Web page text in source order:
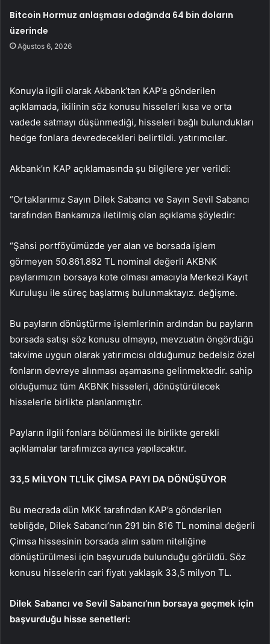
Bitcoin Hormuz anlaşması odağında 64 bin doların
üzerinde
Ağustos 6, 2026
Konuyla ilgili olarak Akbank’tan KAP’a gönderilen
açıklamada, ikilinin söz konusu hisseleri kısa ve orta
vadede satmayı düşünmediği, hisseleri bağlı bulundukları
hedge fonlara devredecekleri belirtildi. yatırımcılar.
Akbank’ın KAP açıklamasında şu bilgilere yer verildi:
“Ortaklarımız Sayın Dilek Sabancı ve Sayın Sevil Sabancı
tarafından Bankamıza iletilmiş olan açıklama şöyledir:
“Şahsi portföyümüzde yer alan ve borsada işlem
görmeyen 50.861.882 TL nominal değerli AKBNK
paylarımızın borsaya kote olması amacıyla Merkezi Kayıt
Kuruluşu ile süreç başlatmış bulunmaktayız. değişme.
Bu payların dönüştürme işlemlerinin ardından bu payların
borsada satışı söz konusu olmayıp, mevzuatın öngördüğü
takvime uygun olarak yatırımcısı olduğumuz bedelsiz özel
fonların devreye alınması aşamasına gelinmektedir. sahip
olduğumuz tüm AKBNK hisseleri, dönüştürülecek
hisselerle birlikte planlanmıştır.
Payların ilgili fonlara bölünmesi ile birlikte gerekli
açıklamalar tarafımızca ayrıca yapılacaktır.
33,5 MİLYON TL’LİK ÇİMSA PAYI DA DÖNÜŞÜYOR
Bu mecrada dün MKK tarafından KAP’a gönderilen
tebliğde, Dilek Sabancı’nın 291 bin 816 TL nominal değerli
Çimsa hissesinin borsada alım satım niteliğine
dönüştürülmesi için başvuruda bulunduğu görüldü. Söz
konusu hisselerin cari fiyatı yaklaşık 33,5 milyon TL.
Dilek Sabancı ve Sevil Sabancı’nın borsaya geçmek için
başvurduğu hisse senetleri: